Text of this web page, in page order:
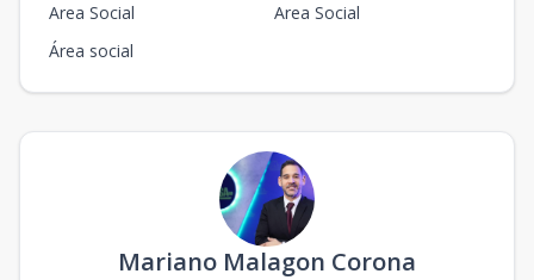
Area Social
Area Social
Área social
Mariano Malagon Corona